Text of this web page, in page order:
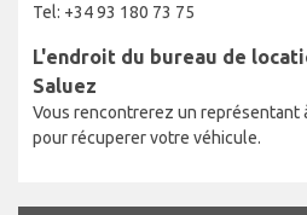
Tel: +34 93 180 73 75
L'endroit du bureau de
Saluez
Vous rencontrerez un représentant
pour récuperer votre véhicule.